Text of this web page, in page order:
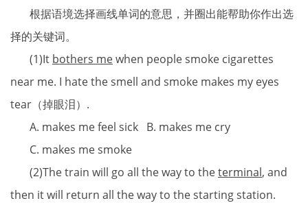
根据语境选择画线单词的意思，并圈出能帮助你作出选
择的关键词。
(1)It bothers mewhen people smoke cigarettes
near me. I hate the smell and smoke makes my eyes
tear（掉眼泪）.
A. makes me feel sick B. makes me cry
C. makes me smoke
(2)The train will go all the way to theterminal, and
then it will return all the way to the starting station.